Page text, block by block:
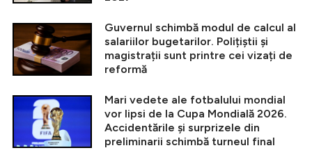
Guvernul schimbă modul de calcul al
salariilor bugetarilor. Polițiștii și
magistrații sunt printre cei vizați de
reformă
Mari vedete ale fotbalului mondial
vor lipsi de la Cupa Mondială 2026.
Accidentările și surprizele din
preliminarii schimbă turneul final